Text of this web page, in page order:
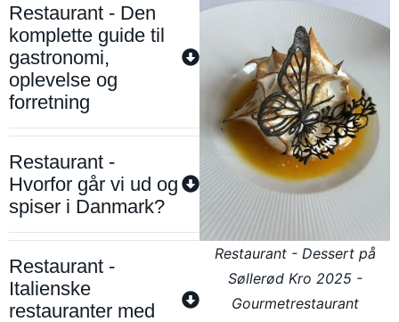
Restaurant - Den
komplette guide til
gastronomi,
oplevelse og
forretning
Restaurant -
Hvorfor går vi ud og
spiser i Danmark?
Restaurant -
Italienske
restauranter med
Restaurant - Dessert på
Søllerød Kro 2025 -
Gourmetrestaurant